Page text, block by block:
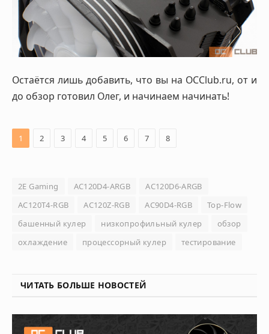
Остаётся лишь добавить, что вы на OCClub.ru, от и
до обзор готовил Олег, и начинаем начинать!
1 2 3 4 5 6 7 8
2E Gaming AC120D4-ARGB
AC120D6-ARGB
AC120T4-RGB
AC120Z-RGB AC90D4-RGB
Top-Flow
башенный кулер
низкопрофильный кулер
обзор
охлаждение
процессорный кулер тестирование
ЧИТАТЬ БОЛЬШЕ НОВОСТЕЙ